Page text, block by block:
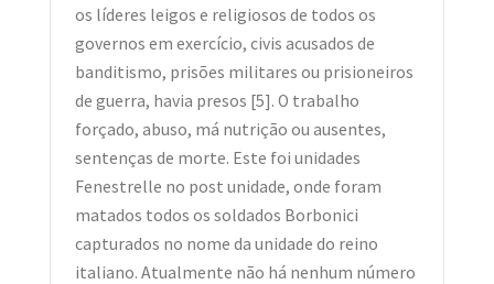
os líderes leigos e religiosos de todos os
governos em exercício, civis acusados de
banditismo, prisões militares ou prisioneiros
de guerra, havia presos [5]. O trabalho
forçado, abuso, má nutrição ou ausentes,
sentenças de morte. Este foi unidades
Fenestrelle no post unidade, onde foram
matados todos os soldados Borbonici
capturados no nome da unidade do reino
italiano. Atualmente não há nenhum número